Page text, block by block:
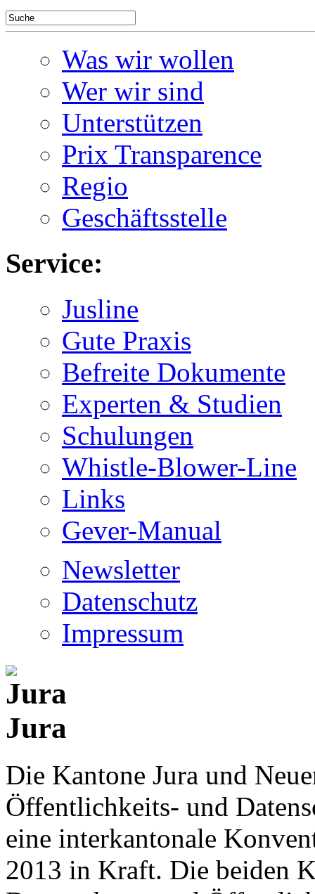
Was wir wollen
Wer wir sind
Unterstützen
Prix Transparence
Regio
Geschäftsstelle
Service:
Jusline
Gute Praxis
Befreite Dokumente
Experten & Studien
Schulungen
Whistle-Blower-Line
Links
Gever-Manual
Newsletter
Datenschutz
Impressum
Jura
Die Kantone Jura und
Öffentlichkeits- und
eine interkantonale
2013 in Kraft. Die beiden